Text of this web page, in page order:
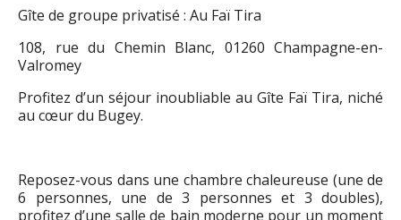
Gîte de groupe privatisé : Au Faï Tira
108, rue du Chemin Blanc, 01260 Champagne-en-
Valromey
Profitez d’un séjour inoubliable au Gîte Faï Tira, niché
au cœur du Bugey.
Reposez-vous dans une chambre chaleureuse (une de
6 personnes, une de 3 personnes et 3 doubles),
profitez d’une salle de bain moderne pour un moment